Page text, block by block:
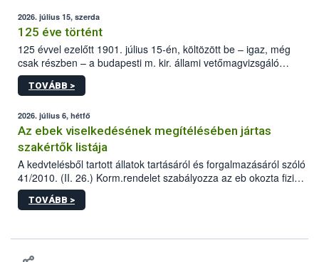
2026. július 15, szerda
125 éve történt
125 évvel ezelőtt 1901. július 15-én, költözött be – igaz, még
csak részben – a budapesti m. kir. állami vetőmagvizsgáló
állomás a Kis Rókus utca 15. szám alatti, Czigler Győző által
tervezett új épületébe.
TOVÁBB >
2026. július 6, hétfő
Az ebek viselkedésének megítélésében jártas
szakértők listája
A kedvtelésből tartott állatok tartásáról és forgalmazásáról szóló
41/2010. (II. 26.) Korm.rendelet szabályozza az eb okozta fizikai
sérülés, illetve ennek veszélye keletkezésekor felmerülő
hatósági feladatokat, valamint a veszélyes eb tartását és annak
TOVÁBB >